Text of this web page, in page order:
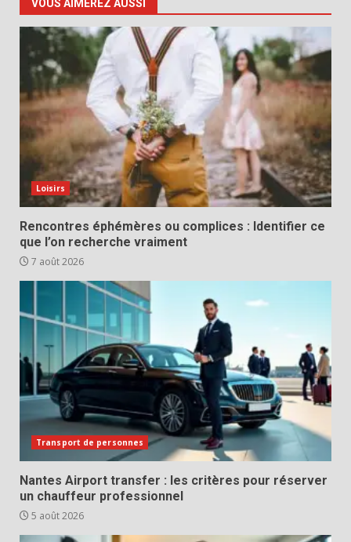
VOUS AIMEREZ AUSSI
Loisirs
Rencontres éphémères ou complices : Identifier ce
que l’on recherche vraiment
7 août 2026
Transport de personnes
Nantes Airport transfer : les critères pour réserver
un chauffeur professionnel
5 août 2026